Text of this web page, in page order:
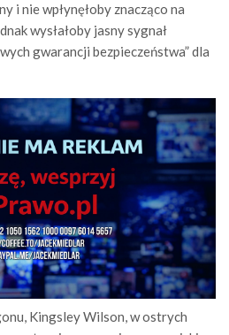
i nie wpłynęłoby znacząco na
wysłałoby jasny sygnał
gwarancji bezpieczeństwa” dla
Kingsley Wilson, w ostrych